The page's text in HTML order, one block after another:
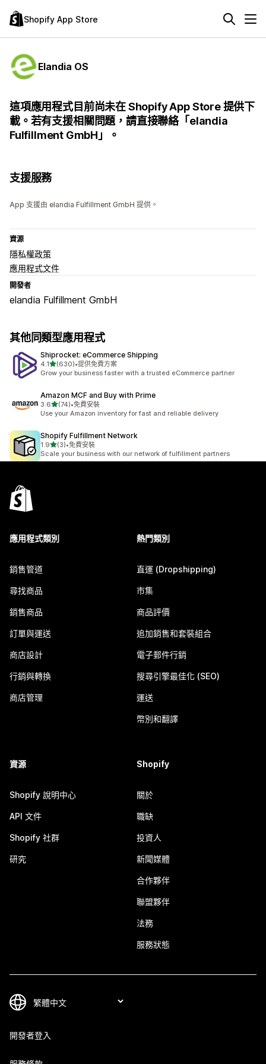
Shopify App Store
Elandia OS
這項應用程式目前尚未在 Shopify App Store 提供下
載。若有支援相關問題，請直接聯絡「elandia
Fulfillment GmbH」。
支援服務
App 支援由 elandia Fulfillment GmbH 提供。
資源
隱私權政策
應用程式文件
開發者
elandia Fulfillment GmbH
其他同類型應用程式
Shiprocket: eCommerce Shipping
4.1滿分 5 顆星
(630)
共有 630 則評價
•提供免費方案
Grow your business faster with a trusted eCommerce partner
Amazon MCF and Buy with Prime
3.6滿分 5 顆星
(74)
共有 74 則評價
•免費安裝
Use your Amazon inventory for fast and reliable delivery
Shopify Fulfillment Network
1.9滿分 5 顆星
(3)
共有 3 則評價
•免費安裝
Scale your business with our network of fulfillment partners
應用程式類別
銷售管道
尋找商品
銷售商品
訂單與運送
商店設計
行銷與轉換
商店管理
熱門類別
直運 (Dropshipping)
市集
商品評價
追加銷售和套裝組合
電子郵件行銷
搜尋引擎最佳化 (SEO)
運送
幣別和翻譯
資源
Shopify 說明中心
API 文件
Shopify 社群
研究
Shopify
關於
職缺
投資人
新聞媒體
合作夥伴
聯盟夥伴
法務
服務狀態
開發者登入